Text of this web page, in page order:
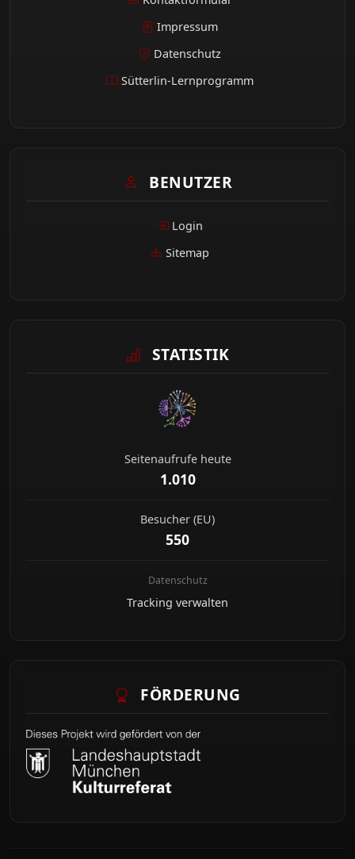
Impressum
Datenschutz
Sütterlin-Lernprogramm
BENUTZER
Login
Sitemap
STATISTIK
Seitenaufrufe heute
1.010
Besucher (EU)
550
Datenschutz
Tracking verwalten
FÖRDERUNG